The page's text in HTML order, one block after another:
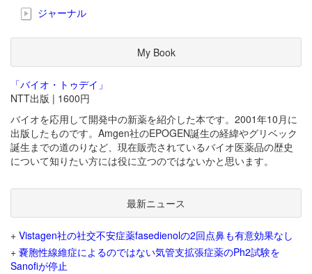
ジャーナル
My Book
「バイオ・トゥデイ」
NTT出版 | 1600円
バイオを応用して開発中の新薬を紹介した本です。2001年10月に
出版したものです。Amgen社のEPOGEN誕生の経緯やグリベック
誕生までの道のりなど、現在販売されているバイオ医薬品の歴史
について知りたい方には役に立つのではないかと思います。
最新ニュース
+ Vistagen社の社交不安症薬fasedienolの2回点鼻も有意効果なし
+ 嚢胞性線維症によるのではない気管支拡張症薬のPh2試験を
Sanofiが停止